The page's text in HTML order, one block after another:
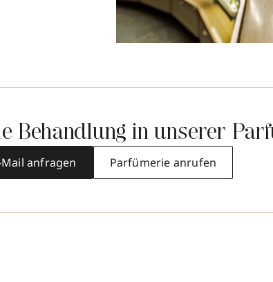
Behandlung in unserer
Mail anfragen Parfümerie anrufen